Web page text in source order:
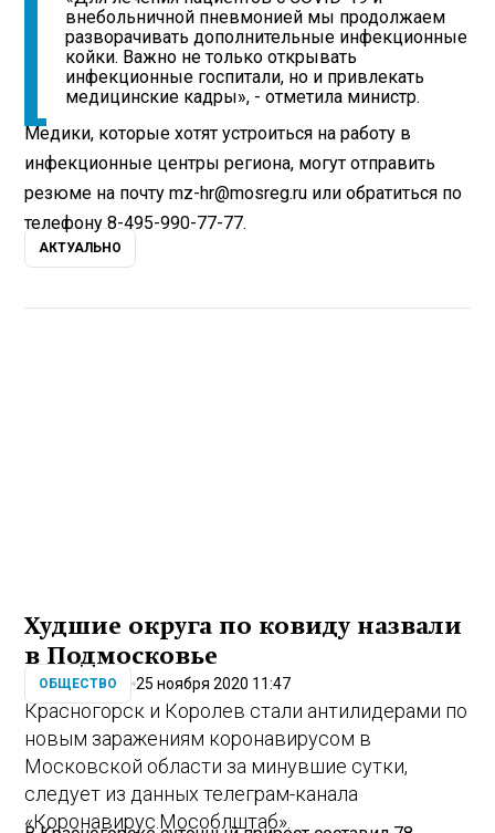
внебольничной пневмонией мы продолжаем
разворачивать дополнительные инфекционные
койки. Важно не только открывать
инфекционные госпитали, но и привлекать
медицинские кадры», - отметила министр.
Медики, которые хотят устроиться на работу в
инфекционные центры региона, могут отправить
резюме на почту mz-hr@mosreg.ru или обратиться по
телефону 8-495-990-77-77.
АКТУАЛЬНО
Худшие округа по ковиду назвали
в Подмосковье
ОБЩЕСТВО 25 ноября 2020 11:47
Красногорск и Королев стали антилидерами по
новым заражениям коронавирусом в
Московской области за минувшие сутки,
следует из данных телеграм-канала
«Коронавирус.Мособлштаб».